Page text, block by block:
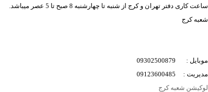
ساعت کاری دفتر تهران و کرج از شنبه تا چهارشنبه 8 صبح تا 5 عصر میباشد.
شعبه کرج
موبایل : 09302500879
مدیریت : 09123600485
لوکیشن شعبه کرج